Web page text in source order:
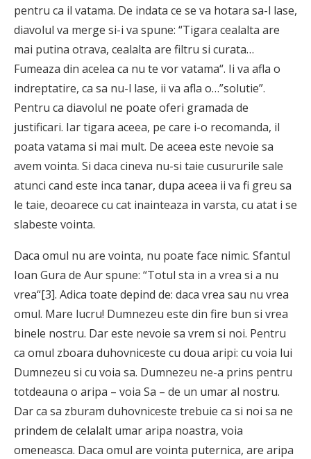
pentru ca il vatama. De indata ce se va hotara sa-l lase,
diavolul va merge si-i va spune: “Tigara cealalta are
mai putina otrava, cealalta are filtru si curata…
Fumeaza din acelea ca nu te vor vatama“. Ii va afla o
indreptatire, ca sa nu-l lase, ii va afla o…”solutie”.
Pentru ca diavolul ne poate oferi gramada de
justificari. Iar tigara aceea, pe care i-o recomanda, il
poata vatama si mai mult. De aceea este nevoie sa
avem vointa. Si daca cineva nu-si taie cusururile sale
atunci cand este inca tanar, dupa aceea ii va fi greu sa
le taie, deoarece cu cat inainteaza in varsta, cu atat i se
slabeste vointa.
Daca omul nu are vointa, nu poate face nimic. Sfantul
Ioan Gura de Aur spune: “Totul sta in a vrea si a nu
vrea“[3]. Adica toate depind de: daca vrea sau nu vrea
omul. Mare lucru! Dumnezeu este din fire bun si vrea
binele nostru. Dar este nevoie sa vrem si noi. Pentru
ca omul zboara duhovniceste cu doua aripi: cu voia lui
Dumnezeu si cu voia sa. Dumnezeu ne-a prins pentru
totdeauna o aripa – voia Sa – de un umar al nostru.
Dar ca sa zburam duhovniceste trebuie ca si noi sa ne
prindem de celalalt umar aripa noastra, voia
omeneasca. Daca omul are vointa puternica, are aripa